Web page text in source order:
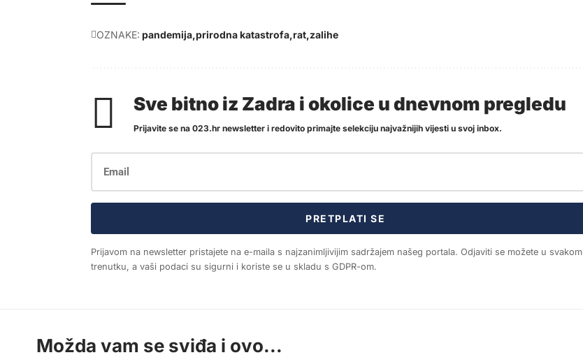
OZNAKE: pandemija prirodna katastrofa rat zalihe
Sve bitno iz Zadra i okolice u dnevnom pregledu
Prijavite se na 023.hr newsletter i redovito primajte selekciju najvažnijih vijesti u svoj inbox.
PRETPLATI SE
Prijavom na newsletter pristajete na e-maila s najzanimljivijim sadržajem našeg portala. Odjaviti se možete u svakom
trenutku, a vaši podaci su sigurni i koriste se u skladu s GDPR-om.
Možda vam se sviđa i ovo...